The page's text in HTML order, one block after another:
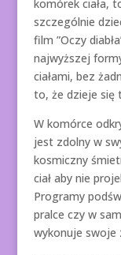
komórek ciała,
szczególnie
film ”Oczy
najwyższej
ciałami, bez
to, że dzieje się
W komórce
jest zdolny w
kosmiczny
ciał aby nie
Programy
pralce czy w
wykonuje swoje